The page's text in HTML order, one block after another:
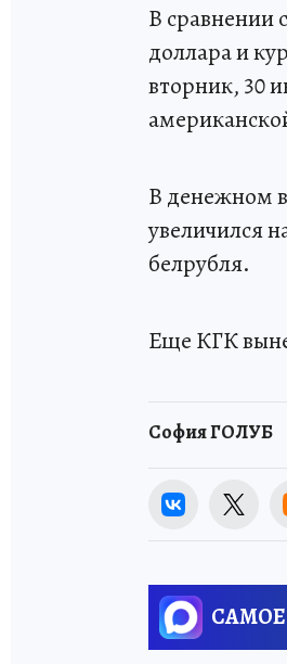
В сравнении
доллара и
вторник, 30
В денежном
увеличился
белрубля.
Еще КГК
София ГОЛУБ
САМОЕ